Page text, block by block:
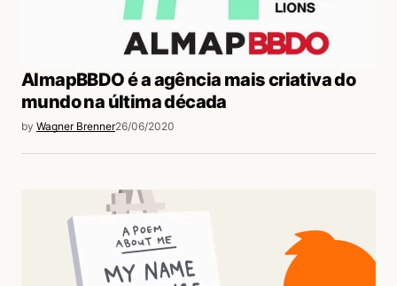
AlmapBBDO é a agência mais criativa do
mundo na última década
by Wagner Brenner26/06/2020